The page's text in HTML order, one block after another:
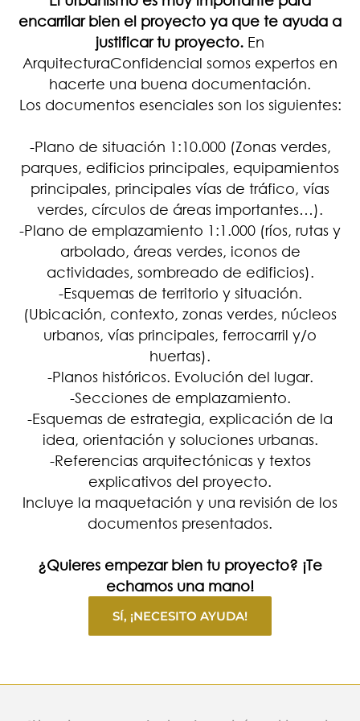
encarrilar bien el proyecto ya que te ayuda a
justificar tu proyecto. En
ArquitecturaConfidencial somos expertos en
hacerte una buena documentación.
Los documentos esenciales son los siguientes:
-Plano de situación 1:10.000 (Zonas verdes,
parques, edificios principales, equipamientos
principales, principales vías de tráfico, vías
verdes, círculos de áreas importantes…).
-Plano de emplazamiento 1:1.000 (ríos, rutas y
arbolado, áreas verdes, iconos de
actividades, sombreado de edificios).
-Esquemas de territorio y situación.
(Ubicación, contexto, zonas verdes, núcleos
urbanos, vías principales, ferrocarril y/o
huertas).
-Planos históricos. Evolución del lugar.
-Secciones de emplazamiento.
-Esquemas de estrategia, explicación de la
idea, orientación y soluciones urbanas.
-Referencias arquitectónicas y textos
explicativos del proyecto.
Incluye la maquetación y una revisión de los
documentos presentados.
¿Quieres empezar bien tu proyecto? ¡Te
echamos una mano!
SÍ, ¡NECESITO AYUDA!